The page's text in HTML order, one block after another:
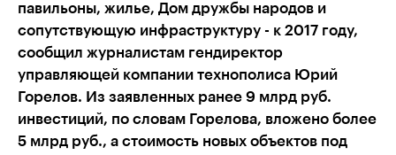
павильоны, жилье, Дом дружбы народов и
сопутствующую инфраструктуру - к 2017 году,
сообщил журналистам гендиректор
управляющей компании технополиса Юрий
Горелов. Из заявленных ранее 9 млрд руб.
инвестиций, по словам Горелова, вложено более
5 млрд руб., а стоимость новых объектов под